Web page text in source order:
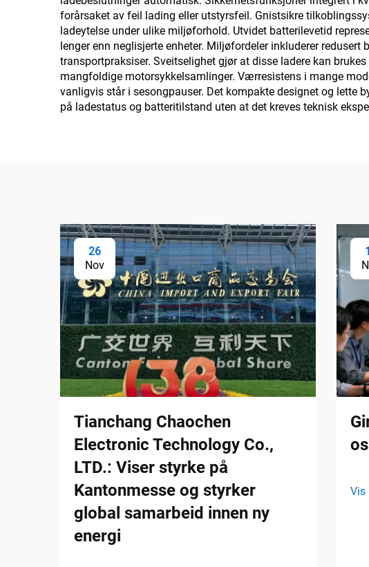
forårsaket av feil lading eller utstyrsfeil. Gnistsikre
ladeytelse under ulike miljøforhold. Utvidet batterilevetid
lenger enn neglisjerte enheter. Miljøfordeler inkluderer
transportpraksiser. Sveitselighet gjør at disse ladere kan
mangfoldige motorsykkelsamlinger. Værresistens i mange
vanligvis står i sesongpauser. Det kompakte designet og lette
på ladestatus og batteritilstand uten at det kreves teknisk
26
Nov
Tianchang Chaochen
Electronic Technology Co.,
LTD.: Viser styrke på
Kantonmesse og styrker
global samarbeid innen ny
energi
Vis